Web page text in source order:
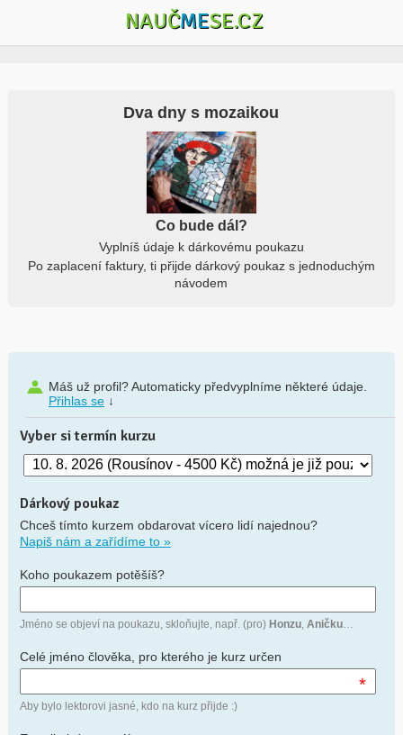
NAUČMESE.CZ
Dva dny s mozaikou
Co bude dál?
Vyplníš údaje k dárkovému poukazu
Po zaplacení faktury, ti přijde dárkový poukaz s jednoduchým
návodem
Máš už profil? Automaticky předvyplníme některé údaje.
Přihlas se↓
Vyber si termín kurzu
Dárkový poukaz
Chceš tímto kurzem obdarovat vícero lidí najednou?
Napiš nám a zařídíme to »
Koho poukazem potěšíš?
Jméno se objeví na poukazu, skloňujte, např. (pro) Honzu, Aničku…
Celé jméno člověka, pro kterého je kurz určen
*
Aby bylo lektorovi jasné, kdo na kurz přijde :)